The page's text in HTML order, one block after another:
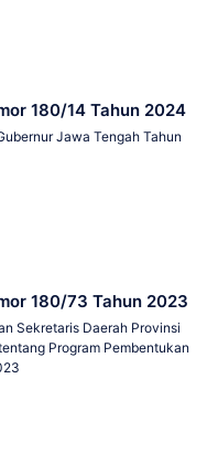
180/14 Tahun 2024
Jawa Tengah Tahun
180/73 Tahun 2023
Sekretaris Daerah Provinsi
Program Pembentukan